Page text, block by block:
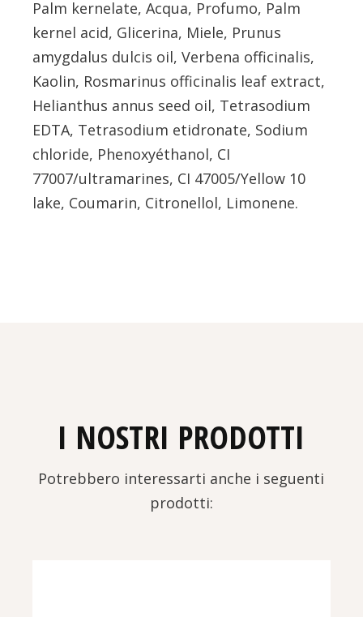
Palm kernelate, Acqua, Profumo, Palm
kernel acid, Glicerina, Miele, Prunus
amygdalus dulcis oil, Verbena officinalis,
Kaolin, Rosmarinus officinalis leaf extract,
Helianthus annus seed oil, Tetrasodium
EDTA, Tetrasodium etidronate, Sodium
chloride, Phenoxyéthanol, CI
77007/ultramarines, CI 47005/Yellow 10
lake, Coumarin, Citronellol, Limonene.
I NOSTRI PRODOTTI
Potrebbero interessarti anche i seguenti
prodotti: